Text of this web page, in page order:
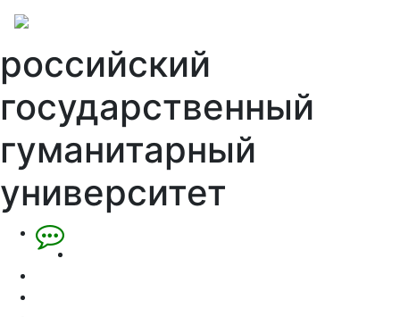
российский
государственный
гуманитарный
университет